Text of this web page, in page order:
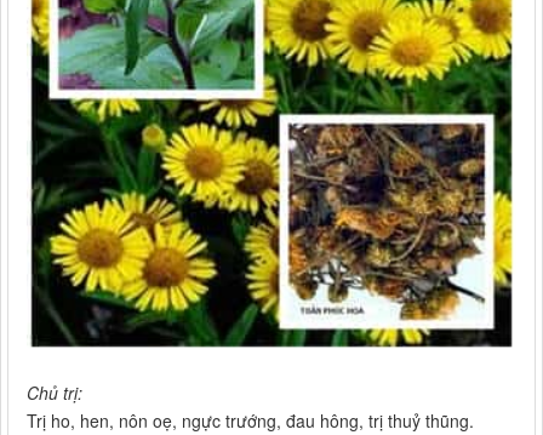
Chủ trị:
Trị ho, hen, nôn oẹ, ngực trướng, đau hông, trị thuỷ thũng.